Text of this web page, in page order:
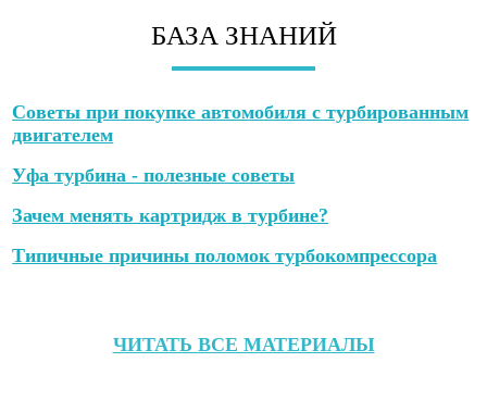
БАЗА ЗНАНИЙ
Советы при покупке автомобиля с турбированным
двигателем
Уфа турбина - полезные советы
Зачем менять картридж в турбине?
Типичные причины поломок турбокомпрессора
ЧИТАТЬ ВСЕ МАТЕРИАЛЫ